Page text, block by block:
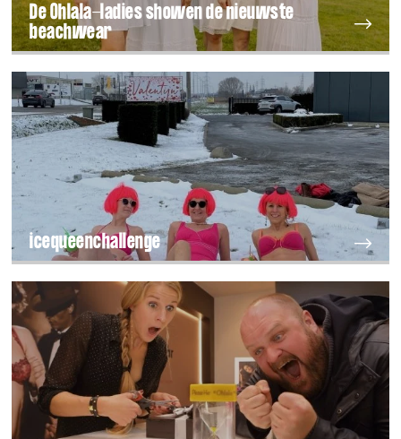
De Ohlala-ladies showen de nieuwste
beachwear
icequeenchallenge